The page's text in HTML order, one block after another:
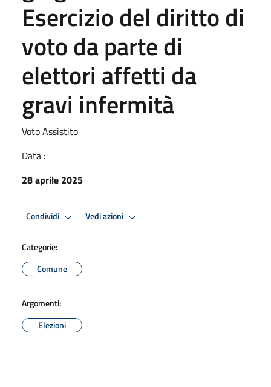
Esercizio del diritto di
voto da parte di
elettori affetti da
gravi infermità
Voto Assistito
Data :
28 aprile 2025
Condividi Vedi azioni
Categorie:
Comune
Argomenti:
Elezioni